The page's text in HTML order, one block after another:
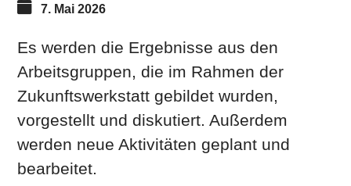
7. Mai 2026
Es werden die Ergebnisse aus den
Arbeitsgruppen, die im Rahmen der
Zukunftswerkstatt gebildet wurden,
vorgestellt und diskutiert. Außerdem
werden neue Aktivitäten geplant und
bearbeitet.